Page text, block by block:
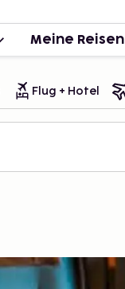
Meine Reisen
Flug + Hotel